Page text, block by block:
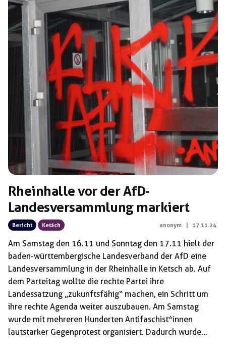
Rheinhalle vor der AfD-
Landesversammlung markiert
Bericht Ketsch anonym | 17.11.24
Am Samstag den 16.11 und Sonntag den 17.11 hielt der
baden-württembergische Landesverband der AfD eine
Landesversammlung in der Rheinhalle in Ketsch ab. Auf
dem Parteitag wollte die rechte Partei ihre
Landessatzung „zukunftsfähig“ machen, ein Schritt um
ihre rechte Agenda weiter auszubauen. Am Samstag
wurde mit mehreren Hunderten Antifaschist*innen
lautstarker Gegenprotest organisiert. Dadurch wurde